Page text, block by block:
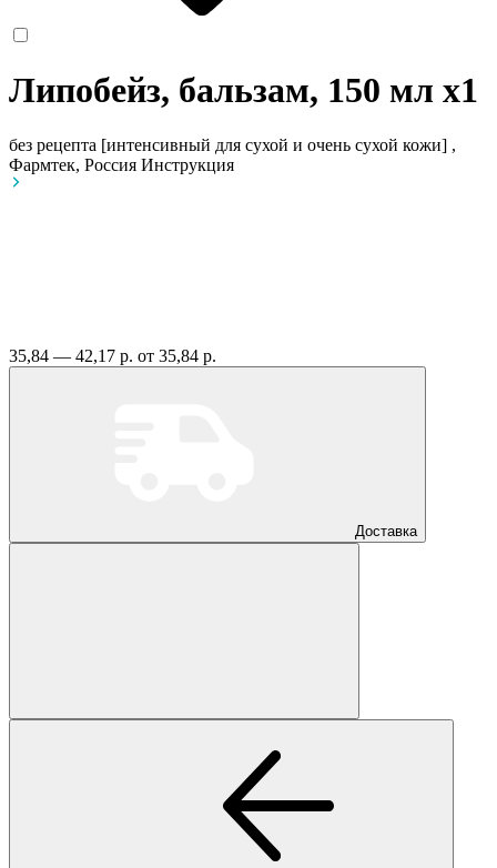
Липобейз, бальзам, 150 мл x1
без рецепта [интенсивный для сухой и очень сухой кожи] ,
Фармтек, Россия Инструкция
35,84 — 42,17 р. от 35,84 р.
Доставка